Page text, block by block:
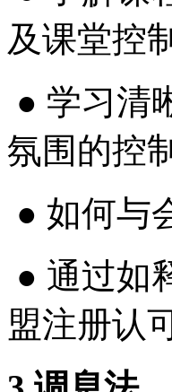
及课堂控
● 学习清
氛围的控
● 如何与
● 通过如
盟注册认